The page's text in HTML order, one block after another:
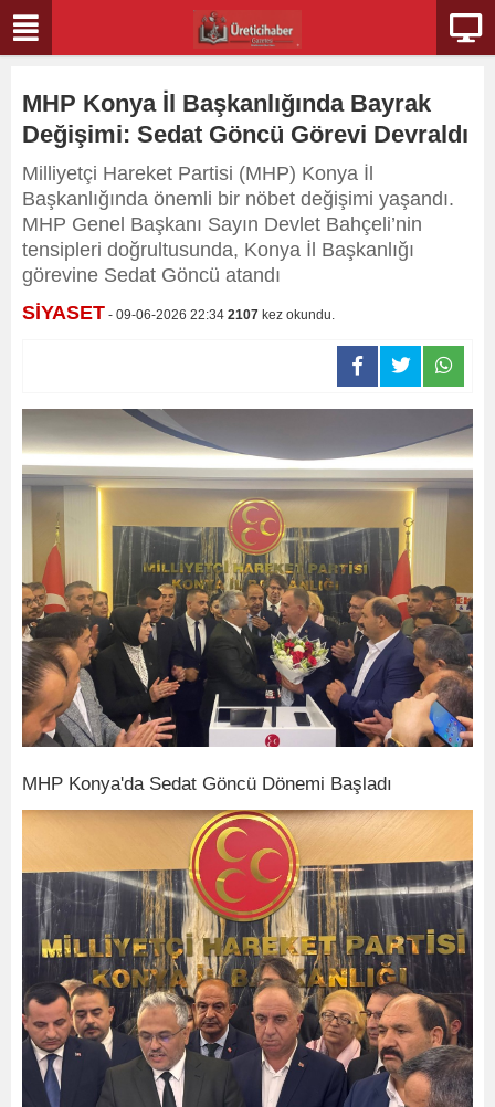
MHP Konya İl Başkanlığında Bayrak
Değişimi: Sedat Göncü Görevi Devraldı
Milliyetçi Hareket Partisi (MHP) Konya İl
Başkanlığında önemli bir nöbet değişimi yaşandı.
MHP Genel Başkanı Sayın Devlet Bahçeli’nin
tensipleri doğrultusunda, Konya İl Başkanlığı
görevine Sedat Göncü atandı
SİYASET - 09-06-2026 22:34 2107 kez okundu.
MHP Konya'da Sedat Göncü Dönemi Başladı